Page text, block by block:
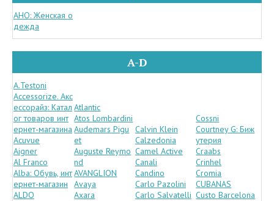
АНО: Женская о
дежда
A-D
A.Testoni
Accessorize. Акс
ессорайз: Катал
ог товаров инт
ернет-магазина
Acuvue
Aigner
Al Franco
Alba: Обувь, инт
ернет-магазин
ALDO
Atlantic
Atos Lombardini
Audemars Pigu
et
Auguste Reymo
nd
AVANGLION
Avaya
Axara
Calvin Klein
Calzedonia
Camel Active
Canali
Candino
Carlo Pazolini
Carlo Salvatelli
Cossni
Courtney G: Биж
утерия
Craabs
Crinhel
Cromia
CUBANAS
Custo Barcelona